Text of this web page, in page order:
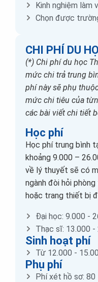
Kinh nghiệm làm
Chọn được
CHI PHÍ DU
(*) Chi phí du học
mức chi trả trung
phí này sẽ phụ
mức chi tiêu của
các bài viết chi tiết
Học phí
Học phí trung bình
khoảng 9.000 –
về lý thuyết sẽ có
ngành đòi hỏi
hoặc trang thiết bị
Đại học: 9.000 -
Thạc sĩ: 13.000 -
Sinh hoạt phí
Từ 12.000 -
Phụ phí
Phí xét hồ sơ: 80